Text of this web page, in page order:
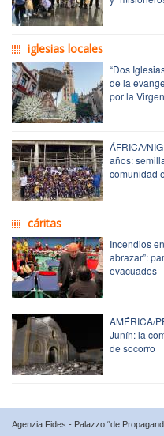
iglesias locales
“Dos
de la
por la
ÁFRICA/
años:
comunidad
cáritas
Incendios
abrazar”:
evacuados
AMÉRICA/
Junín: la
de socorro
Agenzia Fides - Palazzo “de